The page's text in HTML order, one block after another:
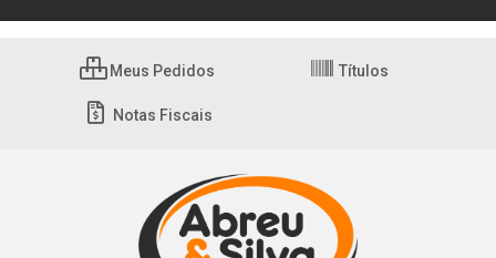
Meus Pedidos Títulos
Notas Fiscais